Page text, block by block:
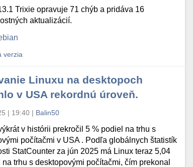
Trixie opravuje 71 chýb a pridáva 16
aktualizácií.
verzia
Linuxu na desktopoch
v USA rekordnú úroveň.
| 19:40 | Balin50
v histórii prekročil 5 % podiel na trhu s
počítačmi v USA . Podľa globálnych štatistík
StatCounter za jún 2025 má Linux teraz 5,04
trhu s desktopovými počítačmi, čím prekonal